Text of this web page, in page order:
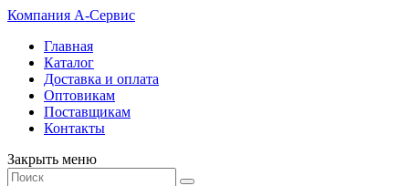
Компания A-Cервис
Главная
Каталог
Доставка и оплата
Оптовикам
Поставщикам
Контакты
Закрыть меню